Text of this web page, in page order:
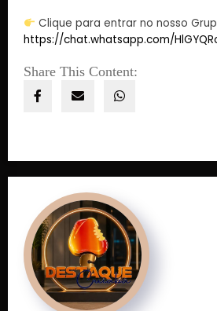
Clique para entrar no nosso
https://chat.whatsapp.com/
Share This Content: